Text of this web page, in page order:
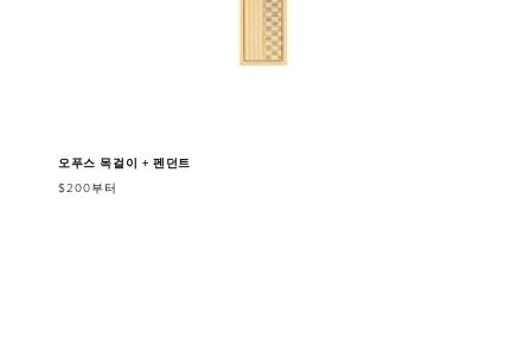
오푸스 목걸이 + 펜던트
$200부터